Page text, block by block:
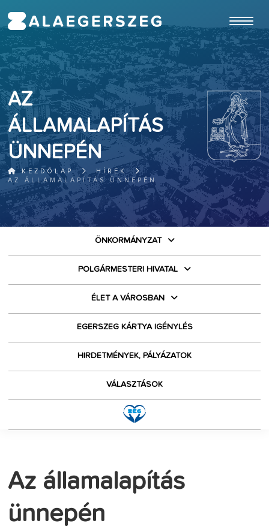
AZ
ÁLLAMALAPÍTÁS
ÜNNEPÉN
KEZDŐLAP
HÍREK
AZ ÁLLAMALAPÍTÁS ÜNNEPÉN
ÖNKORMÁNYZAT
POLGÁRMESTERI HIVATAL
ÉLET A VÁROSBAN
EGERSZEG KÁRTYA IGÉNYLÉS
HIRDETMÉNYEK, PÁLYÁZATOK
VÁLASZTÁSOK
Az államalapítás
ünnepén